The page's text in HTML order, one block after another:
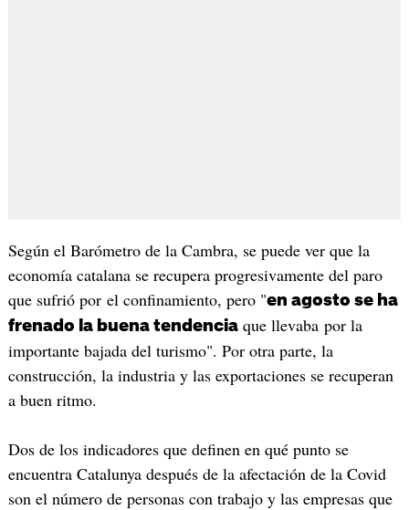
Según el Barómetro de la Cambra, se puede ver que la
economía catalana se recupera progresivamente del paro
que sufrió por el confinamiento, pero "en agosto se ha
frenado la buena tendenciaque llevaba por la
importante bajada del turismo". Por otra parte, la
construcción, la industria y las exportaciones se recuperan
a buen ritmo.
Dos de los indicadores que definen en qué punto se
encuentra Catalunya después de la afectación de la Covid
son el número de personas con trabajo y las empresas que